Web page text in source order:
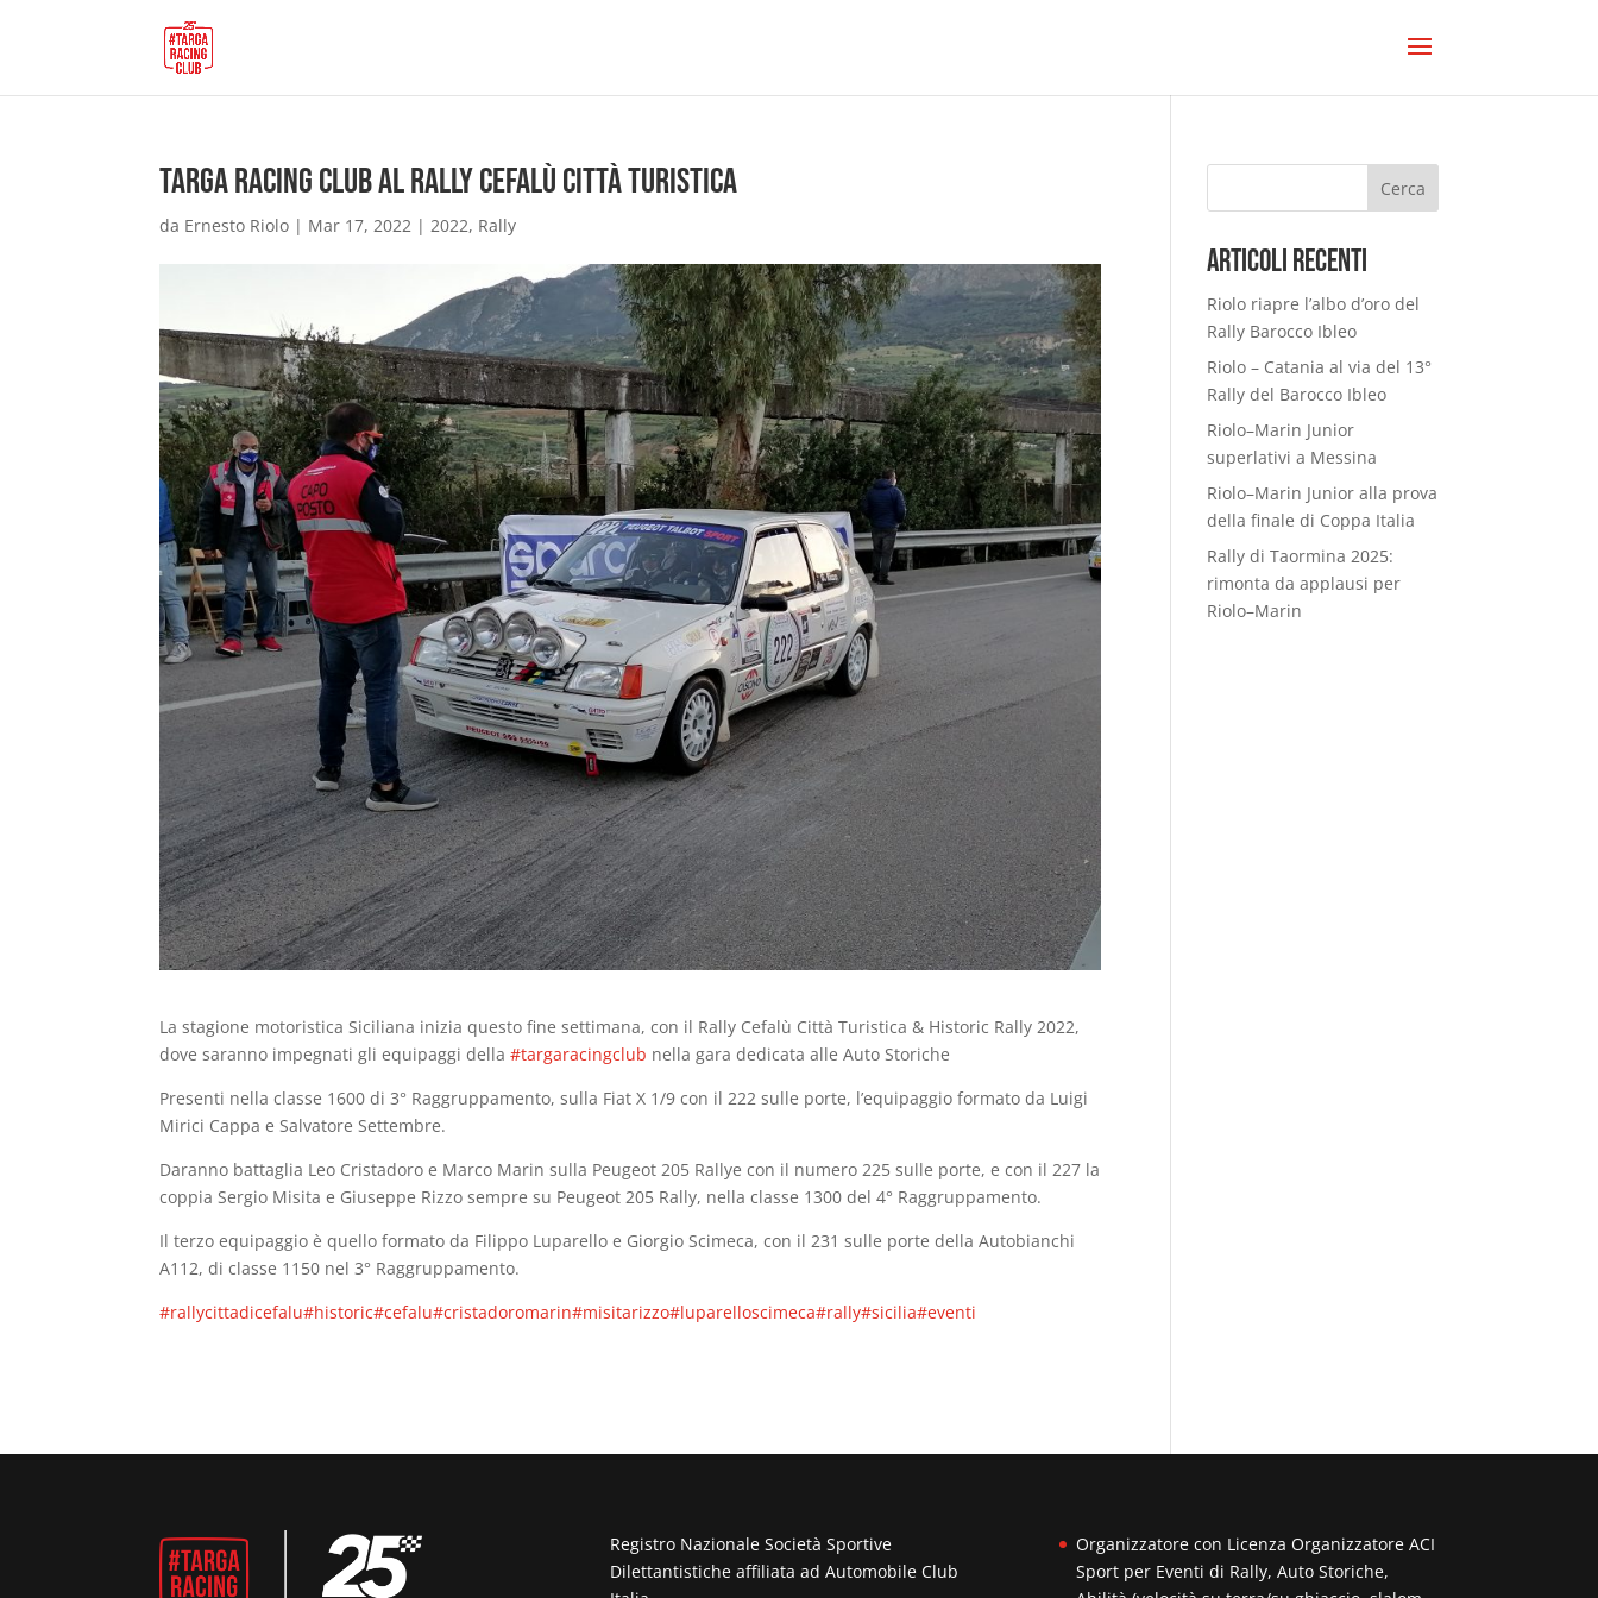
Targa Racing Club al Rally Cefalù Città Turistica
da Ernesto Riolo | Mar 17, 2022 |2022, Rally
La stagione motoristica Siciliana inizia questo fine settimana, con il Rally Cefalù Città Turistica & Historic Rally 2022,
dove saranno impegnati gli equipaggi della#targaracingclub nella gara dedicata alle Auto Storiche
Presenti nella classe 1600 di 3° Raggruppamento, sulla Fiat X 1/9 con il 222 sulle porte, l’equipaggio formato da Luigi
Mirici Cappa e Salvatore Settembre.
Daranno battaglia Leo Cristadoro e Marco Marin sulla Peugeot 205 Rallye con il numero 225 sulle porte, e con il 227 la
coppia Sergio Misita e Giuseppe Rizzo sempre su Peugeot 205 Rally, nella classe 1300 del 4° Raggruppamento.
Il terzo equipaggio è quello formato da Filippo Luparello e Giorgio Scimeca, con il 231 sulle porte della Autobianchi
A112, di classe 1150 nel 3° Raggruppamento.
#rallycittadicefalu#historic#cefalu#cristadoromarin#misitarizzo#luparelloscimeca#rally#sicilia#eventi
Cerca
Articoli Recenti
Riolo riapre l’albo d’oro del
Rally Barocco Ibleo
Riolo – Catania al via del 13°
Rally del Barocco Ibleo
Riolo–Marin Junior
superlativi a Messina
Riolo–Marin Junior alla prova
della finale di Coppa Italia
Rally di Taormina 2025:
rimonta da applausi per
Riolo–Marin
Registro Nazionale Società Sportive
Dilettantistiche affiliata ad Automobile Club
Organizzatore con Licenza Organizzatore ACI
Sport per Eventi di Rally, Auto Storiche,